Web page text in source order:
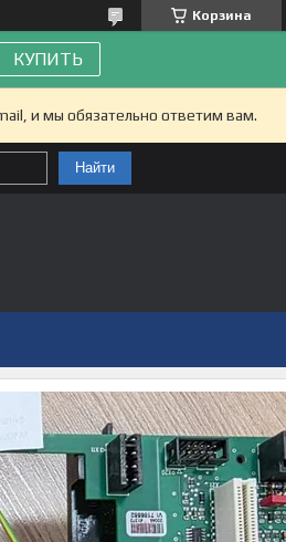
Корзина
КУПИТЬ
и мы обязательно ответим вам.
Найти